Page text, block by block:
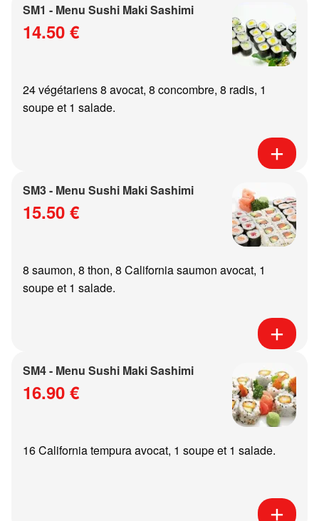
SM1 - Menu Sushi Maki Sashimi
14.50 €
24 végétariens 8 avocat, 8 concombre, 8 radis, 1
soupe et 1 salade.
SM3 - Menu Sushi Maki Sashimi
15.50 €
8 saumon, 8 thon, 8 California saumon avocat, 1
soupe et 1 salade.
SM4 - Menu Sushi Maki Sashimi
16.90 €
16 California tempura avocat, 1 soupe et 1 salade.